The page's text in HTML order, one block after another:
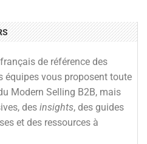
de référence des
équipes vous proposent toute
Modern Selling B2B, mais
des insights, des guides
et des ressources à